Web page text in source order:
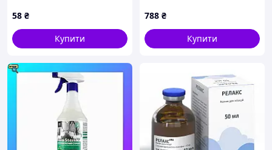
дезінфікуючий спрей Janel
50 мл
58 ₴
Купити
788 ₴
Купити